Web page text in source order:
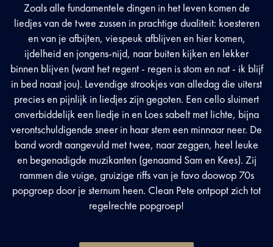
Zoals alle fundamentele dingen in het leven komen de
liedjes van de twee zussen in prachtige dualiteit: koesteren
en van je afbijten, viespeuk afblijven en hier komen,
ijdelheid en jongens-nijd, naar buiten kijken en lekker
binnen blijven (want het regent - regen is stom en nat - ik blijf
in bed naast jou). Levendige strookjes van alledag die uiterst
precies en pijnlijk in liedjes zijn gegoten. Een cello sluimert
onverbiddelijk een liedje in en Loes sabelt met lichte, bijna
verontschuldigende sneer in haar stem een minnaar neer. De
band wordt aangevuld met twee, naar zeggen, heel leuke
en begenadigde muzikanten (genaamd Sam en Kees). Zij
rammen die vuige, gruizige riffs van je favo doowop 70s
popgroep door je sternum heen. Clean Pete ontpopt zich tot
regelrechte popgroep!